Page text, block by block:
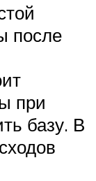
после
при
базу. В